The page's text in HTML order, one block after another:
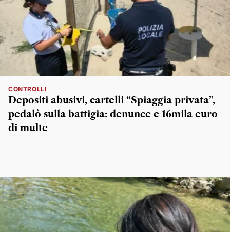
CONTROLLI
Depositi abusivi, cartelli “Spiaggia privata”,
pedalò sulla battigia: denunce e 16mila euro
di multe